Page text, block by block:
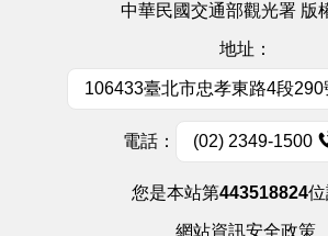
中華民國交通部觀光署 版
地址：
106433臺北市忠孝東路4段290
電話： (02) 2349-1500
您是本站第443518824
網站資訊安全政策